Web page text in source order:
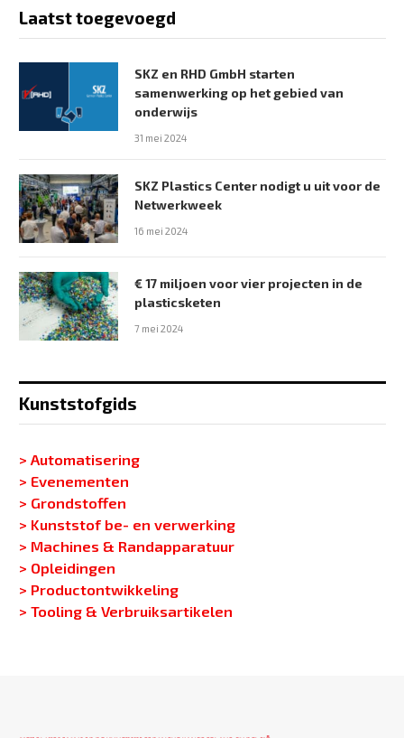
Laatst toegevoegd
SKZ en RHD GmbH starten
samenwerking op het gebied van
onderwijs
31 mei 2024
SKZ Plastics Center nodigt u uit voor de
Netwerkweek
16 mei 2024
€ 17 miljoen voor vier projecten in de
plasticsketen
7 mei 2024
Kunststofgids
> Automatisering
> Evenementen
> Grondstoffen
> Kunststof be- en verwerking
> Machines & Randapparatuur
> Opleidingen
> Productontwikkeling
> Tooling & Verbruiksartikelen